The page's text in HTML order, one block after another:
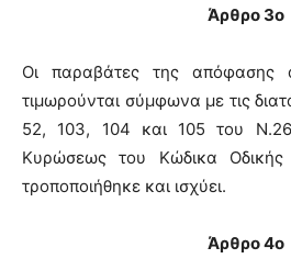
Άρθρο 3ο
Οι παραβάτες της απόφασης
τιμωρούνται σύμφωνα με τις
52, 103, 104 και 105 του
Κυρώσεως του Κώδικα
τροποποιήθηκε και ισχύει.
Άρθρο 4ο